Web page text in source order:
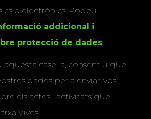
o electrònics. Podeu
addicional i
protecció de dades.
aquesta casella, consentiu que
dades per a enviar-vos
els actes i activitats que
Vives.